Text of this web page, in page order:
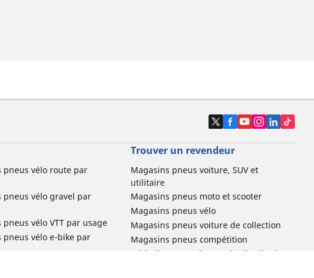
pneus vélo route par
pneus vélo gravel par
pneus vélo VTT par usage
pneus vélo e-bike par
Trouver un revendeur
Magasins pneus voiture, SUV et
utilitaire
Magasins pneus moto et scooter
Magasins pneus vélo
Magasins pneus voiture de collection
Magasins pneus compétition
Michelin et ses réseaux de distribution